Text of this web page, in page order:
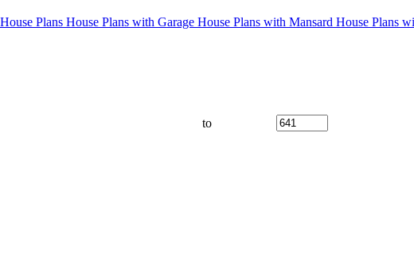
Plans House Plans with Garage House Plans with Mansard House Plans
to